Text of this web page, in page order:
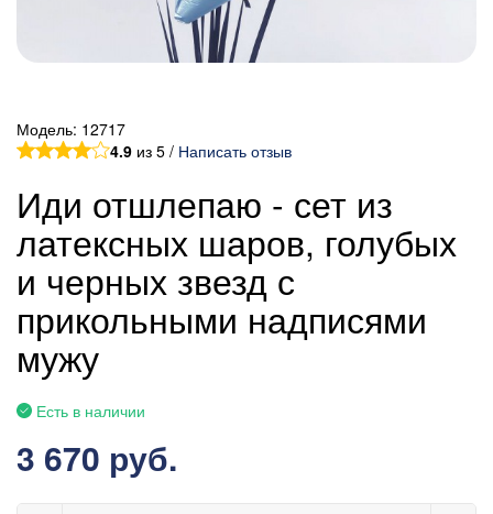
Модель: 12717
4.9 из 5 / Написать отзыв
Иди отшлепаю - сет из
латексных шаров, голубых
и черных звезд с
прикольными надписями
мужу
Есть в наличии
3 670 руб.